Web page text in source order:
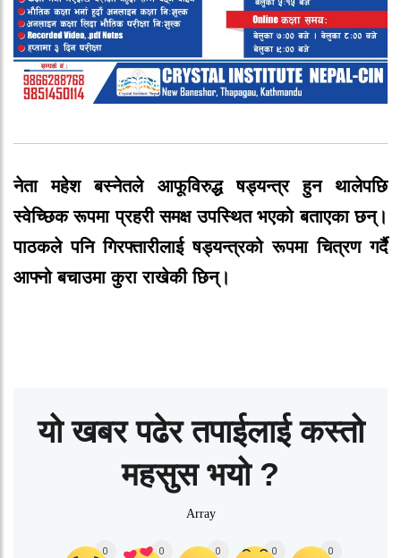
नेता महेश बस्नेतले आफूविरुद्ध षड्यन्त्र हुन थालेपछि
स्वेच्छिक रूपमा प्रहरी समक्ष उपस्थित भएको बताएका छन्।
पाठकले पनि गिरफ्तारीलाई षड्यन्त्रको रूपमा चित्रण गर्दै
आफ्नो बचाउमा कुरा राखेकी छिन्।
यो खबर पढेर तपाईलाई कस्तो
महसुस भयो ?
Array
0 0 0 0 0